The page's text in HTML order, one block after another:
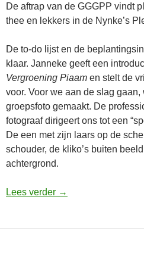
De aftrap van de GGGPP vindt
thee en lekkers in de Nynke’s
De to-do lijst en de
klaar. Janneke geeft een
Vergroening Piaam en stelt de
voor. Voor we aan de slag gaan,
groepsfoto gemaakt. De
fotograaf dirigeert ons tot een
De een met zijn laars op de
schouder, de kliko’s buiten
achtergrond.
Lees verder Zonovergoten
→